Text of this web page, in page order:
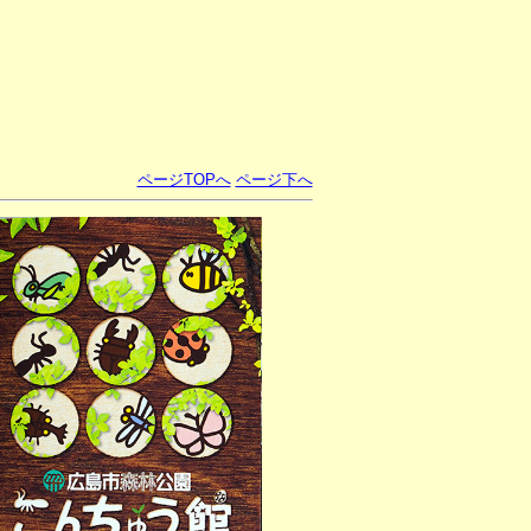
ページTOPへ ページ下へ